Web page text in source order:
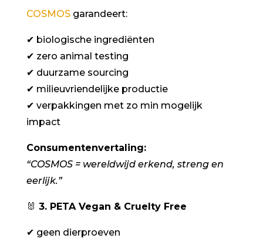
COSMOSgarandeert:
✔ biologische ingrediënten
✔ zero animal testing
✔ duurzame sourcing
✔ milieuvriendelijke productie
✔ verpakkingen met zo min mogelijk
impact
Consumentenvertaling:
“COSMOS = wereldwijd erkend, streng en
eerlijk.”
🐰 3. PETA Vegan & Cruelty Free
✔ geen dierproeven